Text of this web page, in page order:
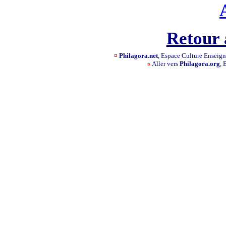
Retour
¤ Philagora.net, Espace Culture
¤ Aller vers Philagora.org,